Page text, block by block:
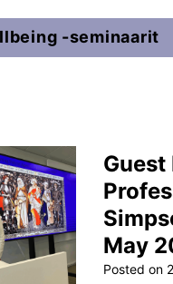
-seminaarit
Guest
May
Posted on